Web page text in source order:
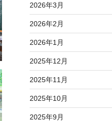
2026年3月
2026年2月
2026年1月
2025年12月
2025年11月
2025年10月
2025年9月